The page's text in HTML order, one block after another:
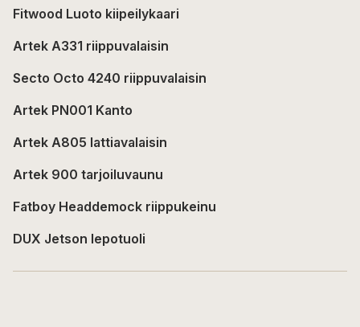
Fitwood Luoto kiipeilykaari
Artek A331 riippuvalaisin
Secto Octo 4240 riippuvalaisin
Artek PN001 Kanto
Artek A805 lattiavalaisin
Artek 900 tarjoiluvaunu
Fatboy Headdemock riippukeinu
DUX Jetson lepotuoli